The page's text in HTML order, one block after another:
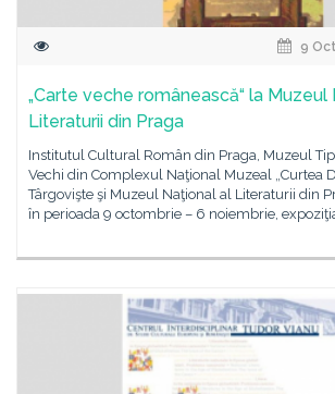
9
„Carte veche românească“ la Muzeul
Literaturii din Praga
Institutul Cultural Român din Praga, Muzeul
Vechi din Complexul Naţional Muzeal „Curtea
Târgovişte şi Muzeul Naţional al Literaturii din
în perioada 9 octombrie – 6 noiembrie,